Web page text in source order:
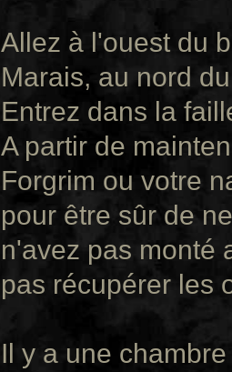
Allez à l'ouest du
Marais, au nord
Entrez dans la
A partir de
Forgrim ou votre
pour être sûr de
n'avez pas monté
pas récupérer les
Il y a une